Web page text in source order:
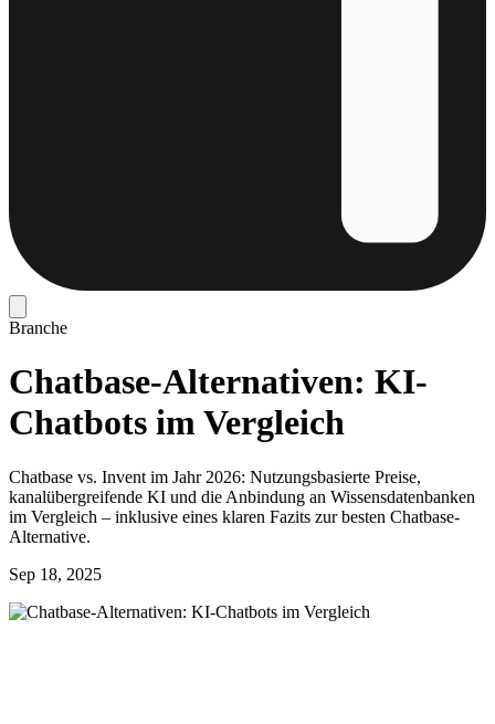
Branche
Chatbase-Alternativen: KI-
Chatbots im Vergleich
Chatbase vs. Invent im Jahr 2026: Nutzungsbasierte Preise,
kanalübergreifende KI und die Anbindung an Wissensdatenbanken
im Vergleich – inklusive eines klaren Fazits zur besten Chatbase-
Alternative.
Sep 18, 2025